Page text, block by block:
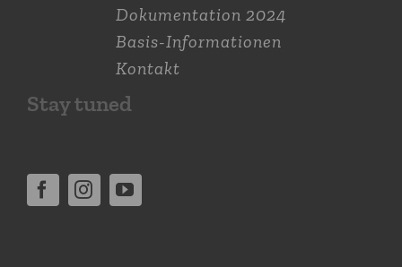
Dokumen­tation 2024
Basis-Informationen
Kontakt
Stay tuned